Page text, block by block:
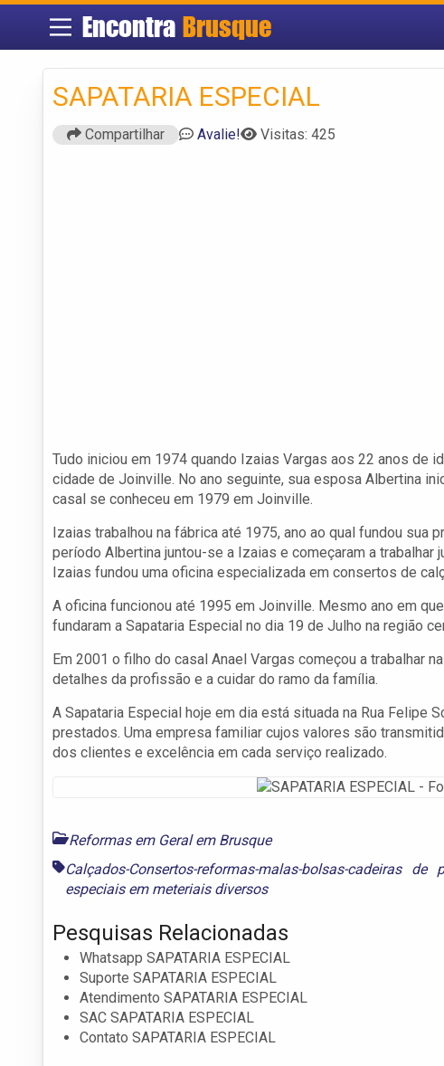
Encontra Brusque
SAPATARIA ESPECIAL
Compartilhar Avalie! Visitas: 425
Tudo iniciou em 1974 quando Izaias Vargas aos 22 anos de
cidade de Joinville. No ano seguinte, sua esposa Albertina
casal se conheceu em 1979 em Joinville.
Izaias trabalhou na fábrica até 1975, ano ao qual fundou sua
período Albertina juntou-se a Izaias e começaram a
Izaias fundou uma oficina especializada em consertos de
A oficina funcionou até 1995 em Joinville. Mesmo ano em
fundaram a Sapataria Especial no dia 19 de Julho na região
Em 2001 o filho do casal Anael Vargas começou a trabalhar
detalhes da profissão e a cuidar do ramo da família.
A Sapataria Especial hoje em dia está situada na Rua Felipe
prestados. Uma empresa familiar cujos valores são
dos clientes e excelência em cada serviço realizado.
Reformas em Geral em Brusque
Calçados-Consertos-reformas-malas-bolsas-cadeiras
especiais em meteriais diversos
Pesquisas Relacionadas
Whatsapp SAPATARIA ESPECIAL
Suporte SAPATARIA ESPECIAL
Atendimento SAPATARIA ESPECIAL
SAC SAPATARIA ESPECIAL
Contato SAPATARIA ESPECIAL